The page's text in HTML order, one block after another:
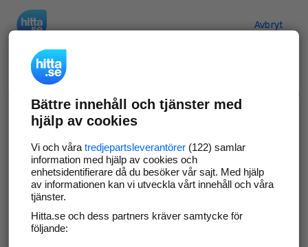
Avbryt
Verifiera ditt företag
Gör som 69 549företag
företagssida på hitta.se och syns bättre mot
kunder i ditt närområde. Helt kostnadsfritt.
Uppdatera din företagsinformation
Svara på och hantera dina omdömen
Bättre innehåll och tjänster med
hjälp av cookies
Vi och våra tredjepartsleverantörer(122) samlar
information med hjälp av cookies och
enhetsidentifierare då du besöker vår sajt. Med hjälp
av informationen kan vi utveckla vårt innehåll och våra
tjänster.
Hitta.se och dess partners kräver samtycke för
följande: